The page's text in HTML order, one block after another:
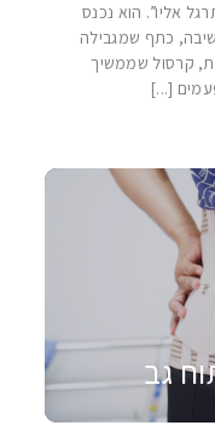
אליו”. הוא נכנס
כתף שמגבילה
קרסול שממשיך
[...]
גב